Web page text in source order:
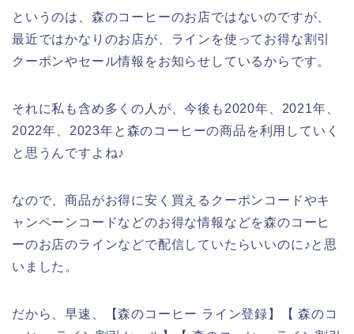
というのは、森のコーヒーのお店ではないのですが、
最近ではかなりのお店が、ラインを使ってお得な割引
クーポンやセール情報をお知らせしているからです。
それに私も含め多くの人が、今後も2020年、2021年、
2022年、2023年と森のコーヒーの商品を利用していく
と思うんですよね♪
なので、商品がお得に安く買えるクーポンコードやキ
ャンペーンコードなどのお得な情報などを森のコーヒ
ーのお店のラインなどで配信していたらいいのに♪と思
いました。
だから、早速、【森のコーヒー ライン登録】【 森のコ